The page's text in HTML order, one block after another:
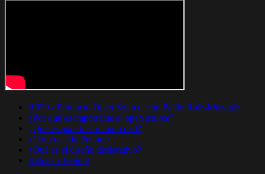
R079 - Producto Open Source, con Pablo Ruiz-Múzquiz
¿Por qué es importante el open source?
¿Qué es para ti el mundo real?
¿Cómo nació Penpot?
¿Qué es el diseño declarativo?
Retos de Penpot